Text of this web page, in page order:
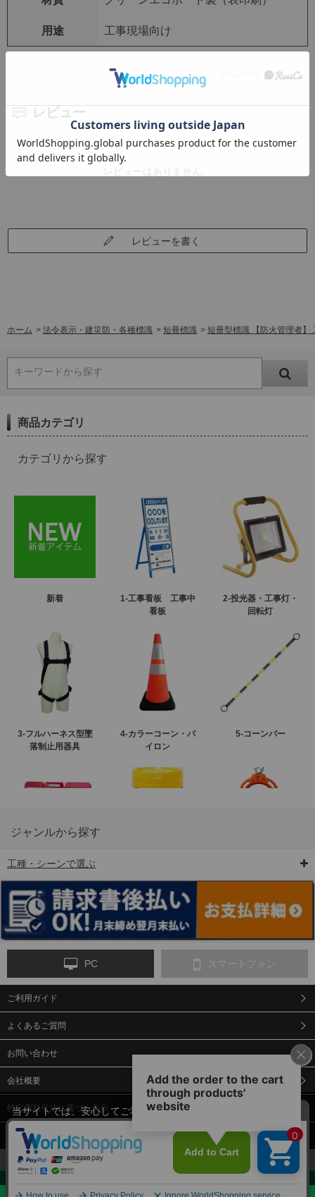
お見積・ご購入へ
用途 工事現場向け
レビュー
レビューはありません。
レビューを書く
ホーム > 法令表示・建災防・各種標識 > 短冊標識 > 短冊型標識 【防火管理者】
キーワードから探す
商品カテゴリ
カテゴリから探す
新着
1-工事看板 工事中
看板
2-投光器・工事灯・
回転灯
3-フルハーネス型墜
落制止用器具
4-カラーコーン・パ
イロン
5-コーンバー
6-矢印板/LED矢印板
ンス
9-点字マット・タイ
12-安全ベスト
13-誘導灯・誘導棒・
合図灯・手旗
14-ライフジャケット
ジャンルから探す
工種・シーンで選ぶ
PC スマートフォン
ご利用ガイド
よくあるご質問
お問い合わせ
会社概要
特定商取引法に基づく表示
個人情報保護方針
当サイトでは、安心してご利用いただくため（なりすまし防止
等）、またサイトの利便性向上のため、クッキー(Cookie)を使用
しています。 サイトのクッキー(Cookie)の使用に関しては、「プ
ライバシーポリシー」をお読みください。